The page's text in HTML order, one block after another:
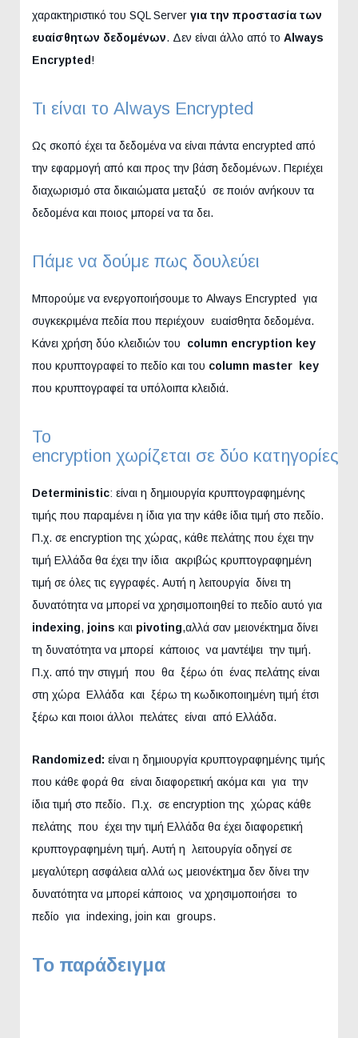
χαρακτηριστικό του SQL Server για την προστασία των
ευαίσθητων δεδομένων. Δεν είναι άλλο από το Always
Encrypted !
Τι είναι το Always Encrypted
Ως σκοπό έχει τα δεδομένα να είναι πάντα encrypted από
την εφαρμογή από και προς την βάση δεδομένων. Περιέχει
διαχωρισμό στα δικαιώματα μεταξύ σε ποιόν ανήκουν τα
δεδομένα και ποιος μπορεί να τα δει.
Πάμε να δούμε πως δουλεύει
Μπορούμε να ενεργοποιήσουμε το Always Encrypted για
συγκεκριμένα πεδία που περιέχουν ευαίσθητα δεδομένα.
Κάνει χρήση δύο κλειδιών του column encryption key
που κρυπτογραφεί το πεδίο και του column master key
που κρυπτογραφεί τα υπόλοιπα κλειδιά.
Το
encryption χωρίζεται σε δύο κατηγορίες
Deterministic: είναι η δημιουργία κρυπτογραφημένης
τιμής που παραμένει η ίδια για την κάθε ίδια τιμή στο πεδίο.
Π.χ. σε encryption της χώρας, κάθε πελάτης που έχει την
τιμή Ελλάδα θα έχει την ίδια ακριβώς κρυπτογραφημένη
τιμή σε όλες τις εγγραφές. Αυτή η λειτουργία δίνει τη
δυνατότητα να μπορεί να χρησιμοποιηθεί το πεδίο αυτό για
indexing, joins και pivoting,αλλά σαν μειονέκτημα δίνει
τη δυνατότητα να μπορεί κάποιος να μαντέψει την τιμή.
Π.χ. από την στιγμή που θα ξέρω ότι ένας πελάτης είναι
στη χώρα Ελλάδα και ξέρω τη κωδικοποιημένη τιμή έτσι
ξέρω και ποιοι άλλοι πελάτες είναι από Ελλάδα.
Randomized: είναι η δημιουργία κρυπτογραφημένης τιμής
που κάθε φορά θα είναι διαφορετική ακόμα και για την
ίδια τιμή στο πεδίο. Π.χ. σε encryption της χώρας κάθε
πελάτης που έχει την τιμή Ελλάδα θα έχει διαφορετική
κρυπτογραφημένη τιμή. Αυτή η λειτουργία οδηγεί σε
μεγαλύτερη ασφάλεια αλλά ως μειονέκτημα δεν δίνει την
δυνατότητα να μπορεί κάποιος να χρησιμοποιήσει το
πεδίο για indexing, join και groups.
Το παράδειγμα